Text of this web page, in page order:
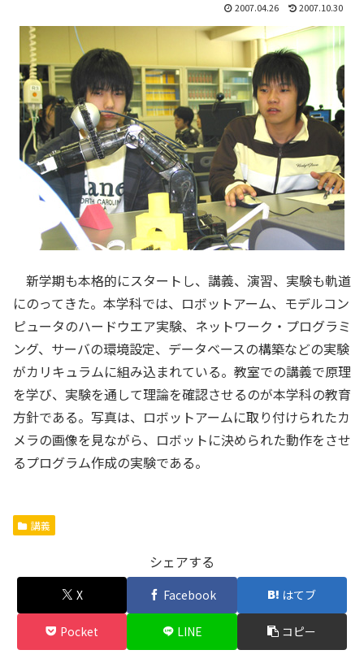
2007.04.26 2007.10.30
新学期も本格的にスタートし、講義、演習、実験も軌道
にのってきた。本学科では、ロボットアーム、モデルコン
ピュータのハードウエア実験、ネットワーク・プログラミ
ング、サーバの環境設定、データベースの構築などの実験
がカリキュラムに組み込まれている。教室での講義で原理
を学び、実験を通して理論を確認させるのが本学科の教育
方針である。写真は、ロボットアームに取り付けられたカ
メラの画像を見ながら、ロボットに決められた動作をさせ
るプログラム作成の実験である。
講義
シェアする
X Facebook はてブ
Pocket LINE コピー